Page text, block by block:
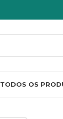
TODOS OS